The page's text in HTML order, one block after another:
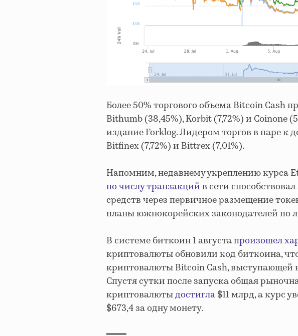
Более 50% торгового объема Bitcoin Cash
Bithumb (38,45%), Korbit (7,72%) и Coinone
издание Forklog. Лидером торгов в паре к
Bitfinex (7,72%) и Bittrex (7,01%).
Напомним, недавнему укреплению курса
по числу транзакцийв сети
средств через первичное размещение
планы южнокорейских законодателей по
В системе биткоин 1 августапроизошел
криптовалюты обновили код биткоина,
криптовалюты Bitcoin Cash, выступающей
Спустя сутки после запуска общая
криптовалютыдостигла$11 млрд, а курс
$673,4 за одну монету.